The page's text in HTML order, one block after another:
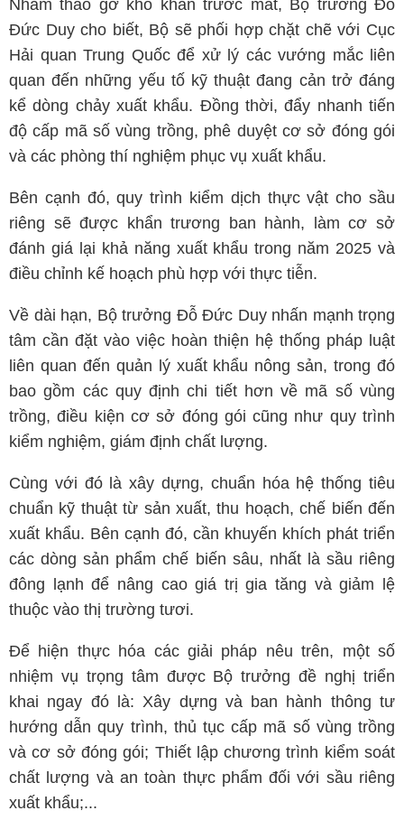
Nhằm tháo gỡ khó khăn trước mắt, Bộ trưởng Đỗ
Đức Duy cho biết, Bộ sẽ phối hợp chặt chẽ với Cục
Hải quan Trung Quốc để xử lý các vướng mắc liên
quan đến những yếu tố kỹ thuật đang cản trở đáng
kể dòng chảy xuất khẩu. Đồng thời, đẩy nhanh tiến
độ cấp mã số vùng trồng, phê duyệt cơ sở đóng gói
và các phòng thí nghiệm phục vụ xuất khẩu.
Bên cạnh đó, quy trình kiểm dịch thực vật cho sầu
riêng sẽ được khẩn trương ban hành, làm cơ sở
đánh giá lại khả năng xuất khẩu trong năm 2025 và
điều chỉnh kế hoạch phù hợp với thực tiễn.
Về dài hạn, Bộ trưởng Đỗ Đức Duy nhấn mạnh trọng
tâm cần đặt vào việc hoàn thiện hệ thống pháp luật
liên quan đến quản lý xuất khẩu nông sản, trong đó
bao gồm các quy định chi tiết hơn về mã số vùng
trồng, điều kiện cơ sở đóng gói cũng như quy trình
kiểm nghiệm, giám định chất lượng.
Cùng với đó là xây dựng, chuẩn hóa hệ thống tiêu
chuẩn kỹ thuật từ sản xuất, thu hoạch, chế biến đến
xuất khẩu. Bên cạnh đó, cần khuyến khích phát triển
các dòng sản phẩm chế biến sâu, nhất là sầu riêng
đông lạnh để nâng cao giá trị gia tăng và giảm lệ
thuộc vào thị trường tươi.
Để hiện thực hóa các giải pháp nêu trên, một số
nhiệm vụ trọng tâm được Bộ trưởng đề nghị triển
khai ngay đó là: Xây dựng và ban hành thông tư
hướng dẫn quy trình, thủ tục cấp mã số vùng trồng
và cơ sở đóng gói; Thiết lập chương trình kiểm soát
chất lượng và an toàn thực phẩm đối với sầu riêng
xuất khẩu;...